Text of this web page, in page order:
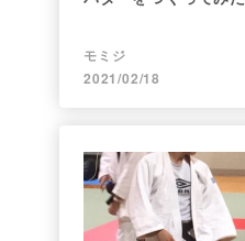
モミジ
2021/02/18